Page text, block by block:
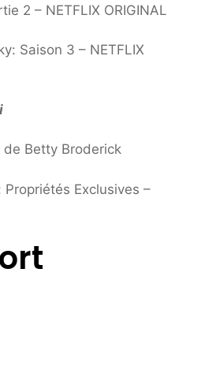
2 – NETFLIX ORIGINAL
Saison 3 – NETFLIX
de Betty Broderick
Propriétés Exclusives –